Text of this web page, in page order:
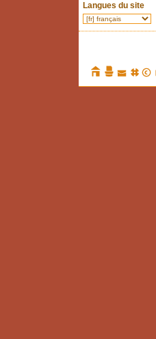
Langues du site